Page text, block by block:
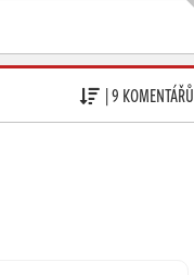
| 9 KOMENTÁŘŮ